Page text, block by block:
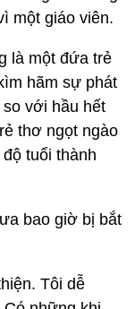
một giáo viên.
là một đứa trẻ
hãm sự phát
với hầu hết
thơ ngọt ngào
tuổi thành
bao giờ bị bắt
Tôi dễ